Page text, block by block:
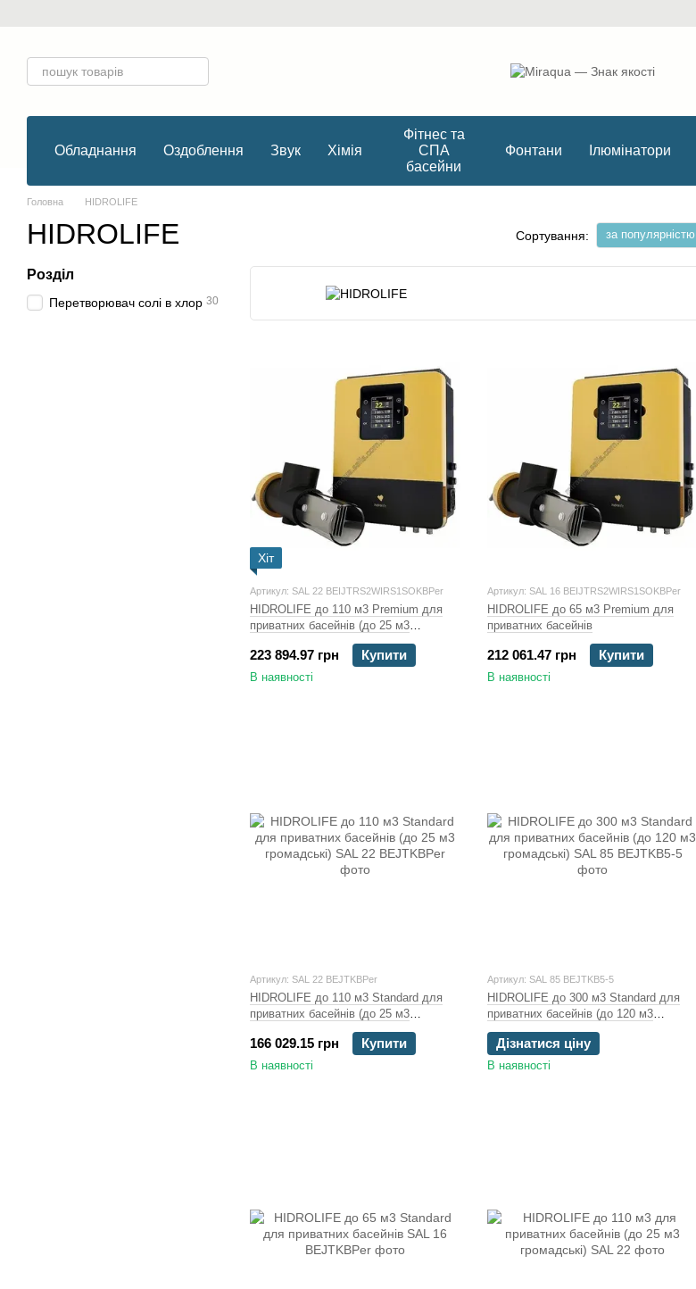
Обладнання Оздоблення Звук Хімія
Фітнес та
СПА
басейни
Фонтани Ілюмінатори
Головна HIDROLIFE
HIDROLIFE Сортування: за популярністю
Хіт
Артикул: SAL 22 BEIJTRS2WIRS1SOKBPer
HIDROLIFE до 110 м3 Premium для
приватних басейнів (до 25 м3
223 894.97 грн Купити
В наявності
Артикул: SAL 16 BEIJTRS2WIRS1SOKBPer
HIDROLIFE до 65 м3 Premium для
приватних басейнів
212 061.47 грн Купити
В наявності
Артикул: SAL 22 BEJTKBPer
HIDROLIFE до 110 м3 Standard для
приватних басейнів (до 25 м3
166 029.15 грн Купити
В наявності
Артикул: SAL 85 BEJTKB5-5
HIDROLIFE до 300 м3 Standard для
приватних басейнів (до 120 м3
громадські)
Дізнатися ціну
В наявності
Розділ
Перетворювач солі в хлор 30